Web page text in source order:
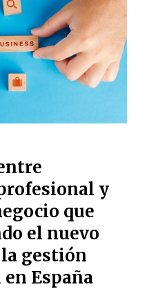
y
que
el nuevo
gestión
España